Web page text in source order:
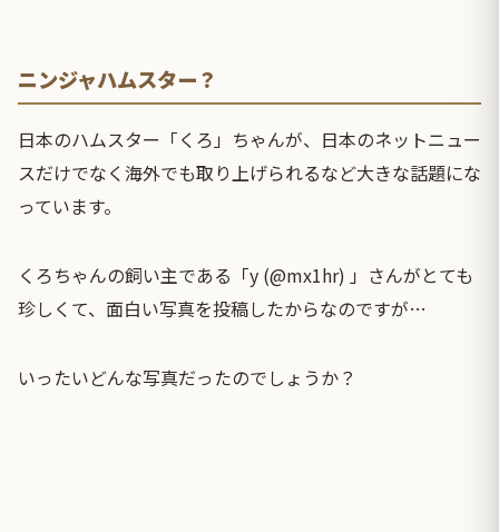
ニンジャハムスター？
日本のハムスター 「くろ」ちゃんが、日本のネットニュー
スだけでなく海外でも取り上げられるなど大きな話題にな
っています。
くろちゃんの飼い主である「y (@mx1hr) 」さんがとても
珍しくて、面白い写真を投稿したからなのですが…
いったいどんな写真だったのでしょうか？